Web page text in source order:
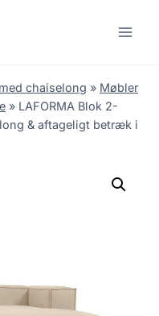
chaiselong » Møbler
» LAFORMA Blok 2-
& aftageligt betræk i